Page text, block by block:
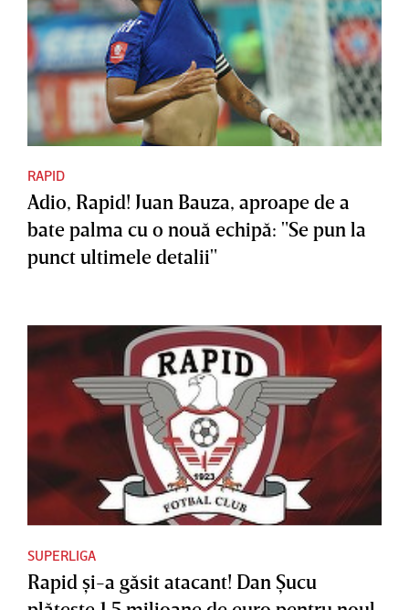
RAPID
Adio, Rapid! Juan Bauza, aproape de a
bate palma cu o nouă echipă: "Se pun la
punct ultimele detalii"
SUPERLIGA
Rapid şi-a găsit atacant! Dan Şucu